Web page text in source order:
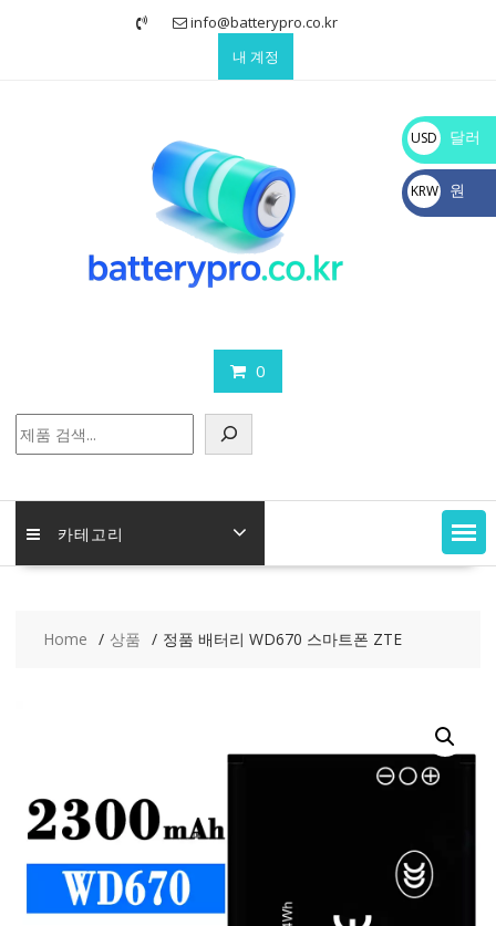
info@batterypro.co.kr
내 계정
0
색
카테고리
Home 상품 정품 배터리 WD670 스마트폰 ZTE
USD
$
달러
KRW
₩
원